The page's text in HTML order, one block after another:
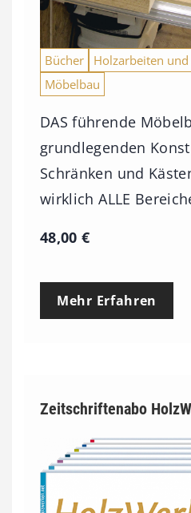
Bücher
Holzarbeiten
Möbelbau
DAS führende
grundlegenden
Schränken und
wirklich ALLE
48,00€
Mehr Erfahren
Zeitschriftenabo